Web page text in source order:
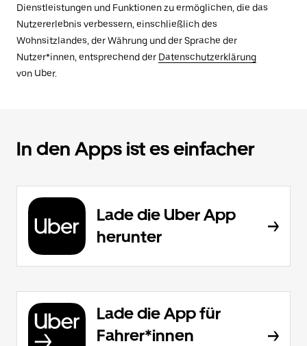
Dienstleistungen und Funktionen zu ermöglichen, die das
Nutzererlebnis verbessern, einschließlich des
Wohnsitzlandes, der Währung und der Sprache der
Nutzer*innen, entsprechend der Datenschutzerklärung
von Uber.
In den Apps ist es einfacher
Lade die Uber App
herunter
Lade die App für
Fahrer*innen